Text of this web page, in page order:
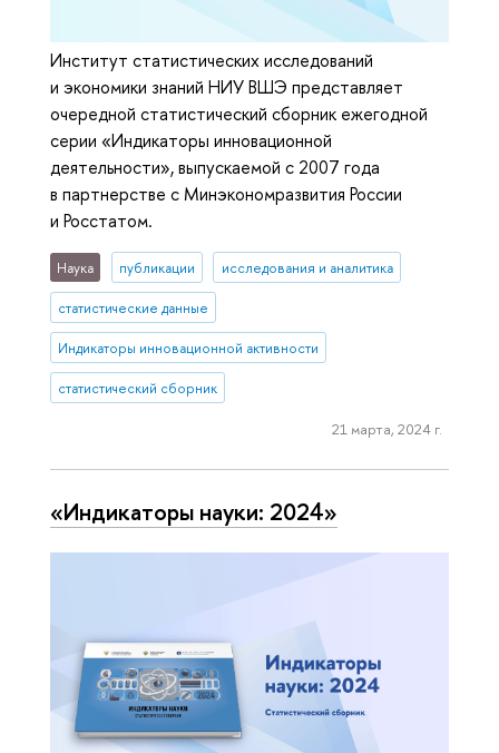
Институт статистических исследований
и экономики знаний НИУ ВШЭ представляет
очередной статистический сборник ежегодной
серии «Индикаторы инновационной
деятельности», выпускаемой с 2007 года
в партнерстве с Минэкономразвития России
и Росстатом.
Наука публикации исследования и аналитика
статистические данные
Индикаторы инновационной активности
статистический сборник
21 марта, 2024 г.
«Индикаторы науки: 2024»